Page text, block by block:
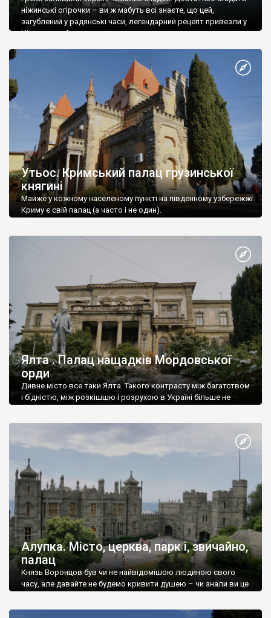
ніжинські огірочки – ви ж мабуть всі знаєте, що цей,
загублений у радянські часи, легендарний рецепт привезли у
Ніжин греки?
Утьос. Кримський палац грузинської
княгині
Майже у кожному населеному пункті на південному узбережжі
Криму є свій палац (а часто і не один).
Ялта . Палац нащадків Мордовської
орди
Дивне місто все таки Ялта. Такого контрасту між багатством
і бідністю, між розкішшю і розрухою в Україні більше не
Алупка. Місто, церква, парк і, звичайно,
палац
Князь Воронцов був чи не найвідомішою людиною свого
часу, але давайте не будемо кривити душею – чи знали ви це